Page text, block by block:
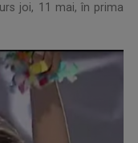
joi, 11 mai, în prima